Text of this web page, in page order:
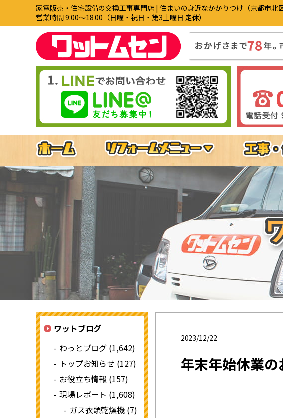
家電販売・住宅設備の交換工事専門店 | 住まいの身近なかかりつけ（京都市北
営業時間 9:00〜18:00（日曜・祝日・第3土曜日 定休）
2023/12/22
年末年始休業の
ワットブログ
わっとブログ (1,642)
トップお知らせ (127)
お役立ち情報 (157)
現場レポート (1,608)
ガス衣類乾燥機 (7)